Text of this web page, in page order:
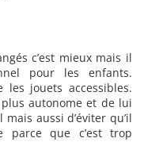
c’est mieux mais il
pour les enfants.
jouets accessibles.
autonome et de lui
aussi d’éviter qu’il
parce que c’est trop